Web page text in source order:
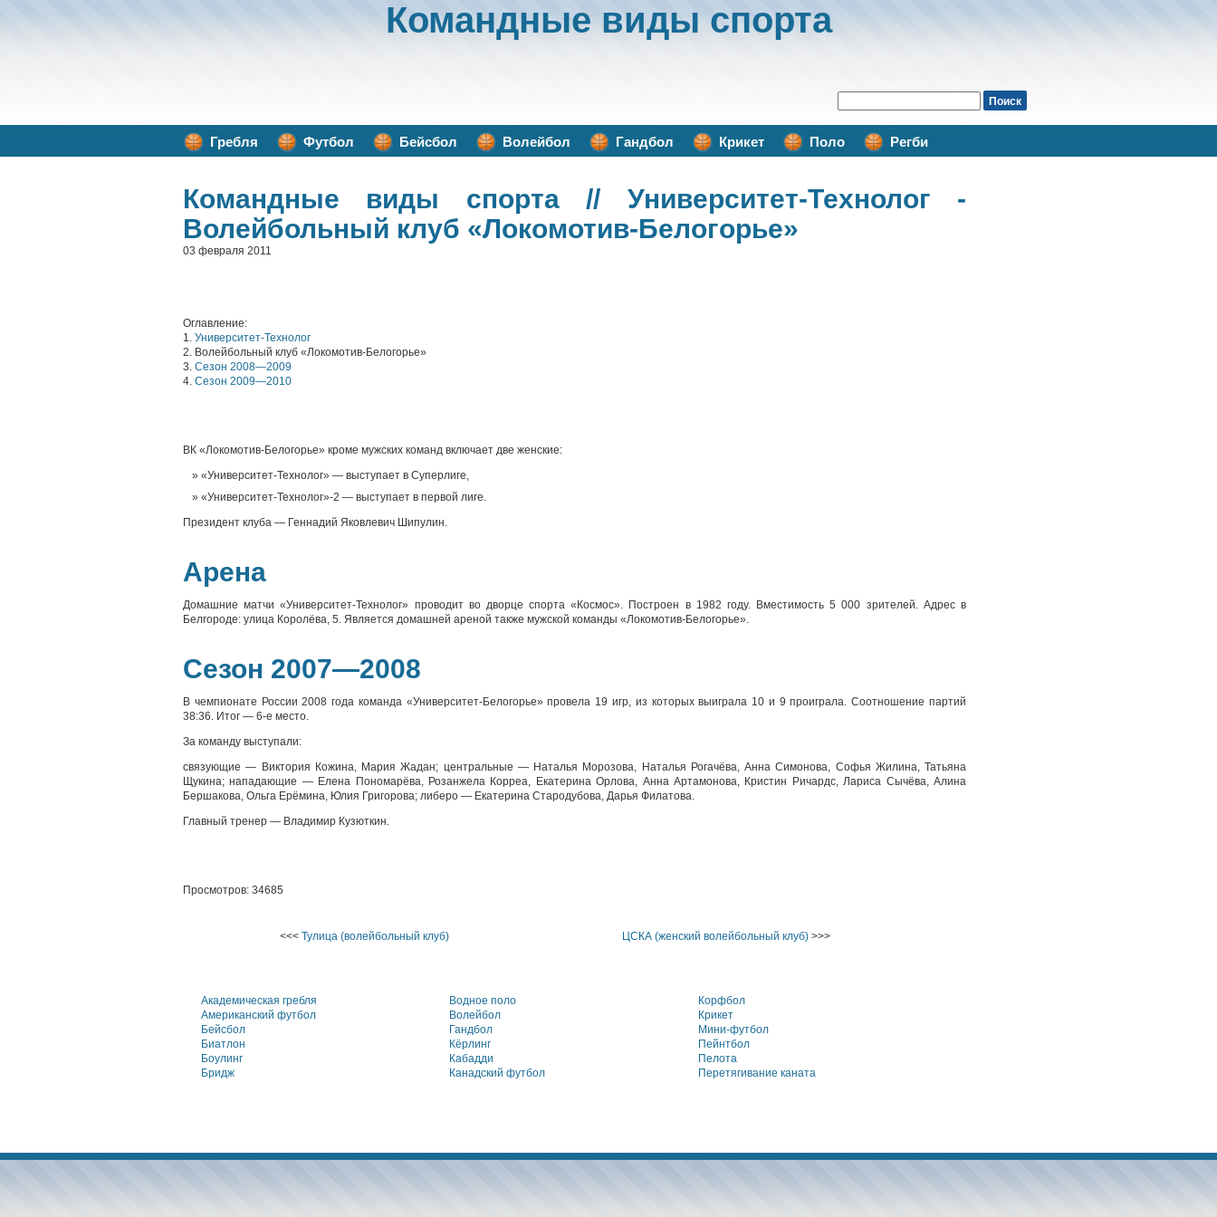
Командные виды спорта
Гребля Футбол Бейсбол Волейбол Гандбол Крикет Поло Регби
Командные виды спорта// Университет-Технолог -
Волейбольный клуб «Локомотив-Белогорье»
03 февраля 2011
Оглавление:
1. Университет-Технолог
2. Волейбольный клуб «Локомотив-Белогорье»
3. Сезон 2008—2009
4. Сезон 2009—2010
ВК «Локомотив-Белогорье» кроме мужских команд включает две женские:
«Университет-Технолог» — выступает в Суперлиге,
«Университет-Технолог»-2 — выступает в первой лиге.
Президент клуба — Геннадий Яковлевич Шипулин.
Арена
Домашние матчи «Университет-Технолог» проводит во дворце спорта «Космос». Построен в 1982 году. Вместимость 5 000 зрителей. Адрес в
Белгороде: улица Королёва, 5. Является домашней ареной также мужской команды «Локомотив-Белогорье».
Сезон 2007—2008
В чемпионате России 2008 года команда «Университет-Белогорье» провела 19 игр, из которых выиграла 10 и 9 проиграла. Соотношение партий
38:36. Итог — 6-е место.
За команду выступали:
связующие — Виктория Кожина, Мария Жадан; центральные — Наталья Морозова, Наталья Рогачёва, Анна Симонова, Софья Жилина, Татьяна
Щукина; нападающие — Елена Пономарёва, Розанжела Корреа, Екатерина Орлова, Анна Артамонова, Кристин Ричардс, Лариса Сычёва, Алина
Бершакова, Ольга Ерёмина, Юлия Григорова; либеро — Екатерина Стародубова, Дарья Филатова.
Главный тренер — Владимир Кузюткин.
Просмотров: 34685
<<< Тулица (волейбольный клуб) ЦСКА (женский волейбольный клуб)>>>
Академическая гребля
Американский футбол
Бейсбол
Биатлон
Боулинг
Бридж
Водное поло
Волейбол
Гандбол
Кёрлинг
Кабадди
Канадский футбол
Корфбол
Крикет
Мини-футбол
Пейнтбол
Пелота
Перетягивание каната